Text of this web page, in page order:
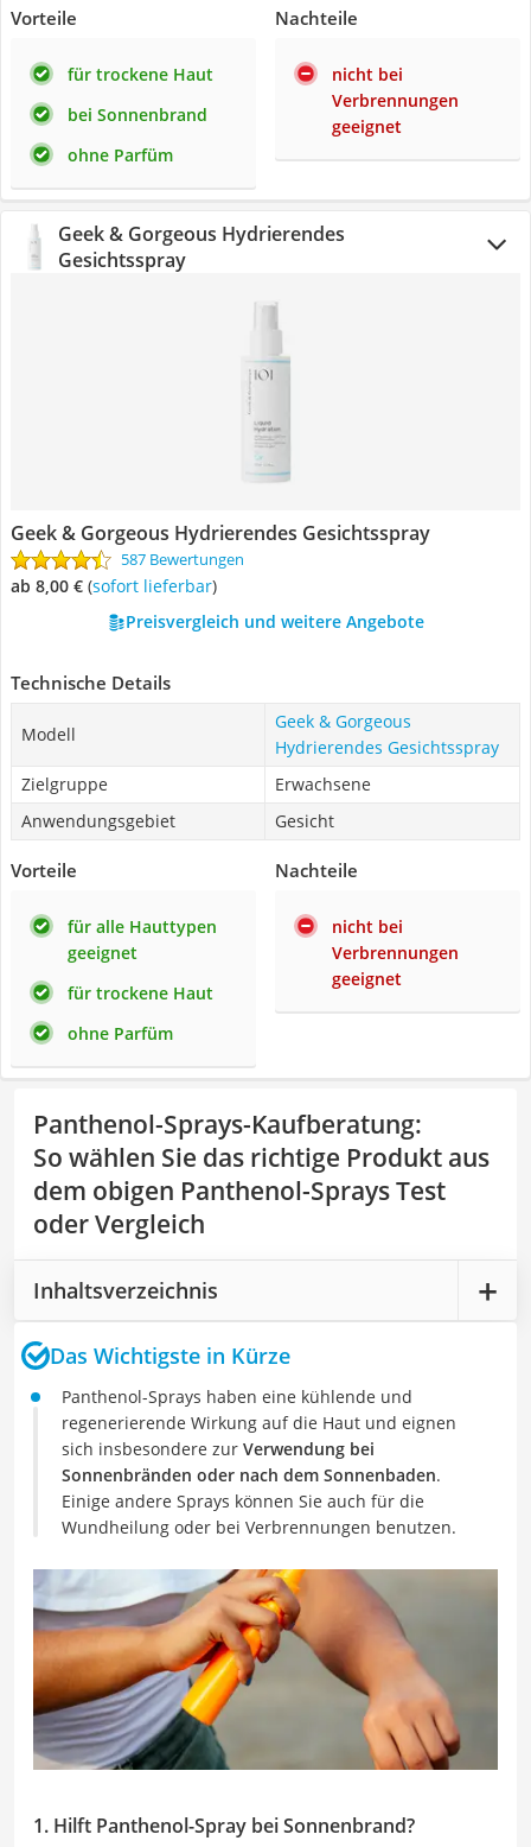
Vorteile
für trockene Haut
bei Sonnenbrand
ohne Parfüm
Nachteile
nicht bei
Verbrennungen
geeignet
Geek & Gorgeous Hydrierendes
Gesichtsspray
Geek & Gorgeous Hydrierendes Gesichtsspray
587 Bewertungen
ab 8,00 € ( Sofort lieferbar)
Preisvergleich und weitere Angebote
Technische Details
Modell
Geek & Gorgeous
Hydrierendes Gesichtsspray
Zielgruppe
Erwachsene
Anwendungsgebiet
Gesicht
Vorteile
für alle Hauttypen
geeignet
für trockene Haut
ohne Parfüm
Nachteile
nicht bei
Verbrennungen
geeignet
Panthenol-Sprays-Kaufberatung:
So wählen Sie das richtige Produkt aus
dem obigen Panthenol-Sprays Test
oder Vergleich
Inhaltsverzeichnis
Das Wichtigste in Kürze
Panthenol-Sprays haben eine kühlende und
regenerierende Wirkung auf die Haut und eignen
sich insbesondere zur Verwendung bei
Sonnenbränden oder nach dem Sonnenbaden.
Einige andere Sprays können Sie auch für die
Wundheilung oder bei Verbrennungen benutzen.
1. Hilft Panthenol-Spray bei Sonnenbrand?